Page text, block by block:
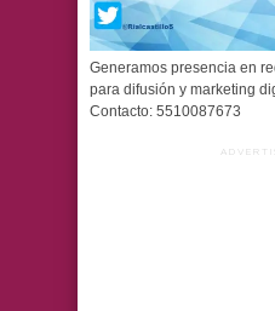
Generamos presencia en
para difusión y marketing
Contacto: 5510087673